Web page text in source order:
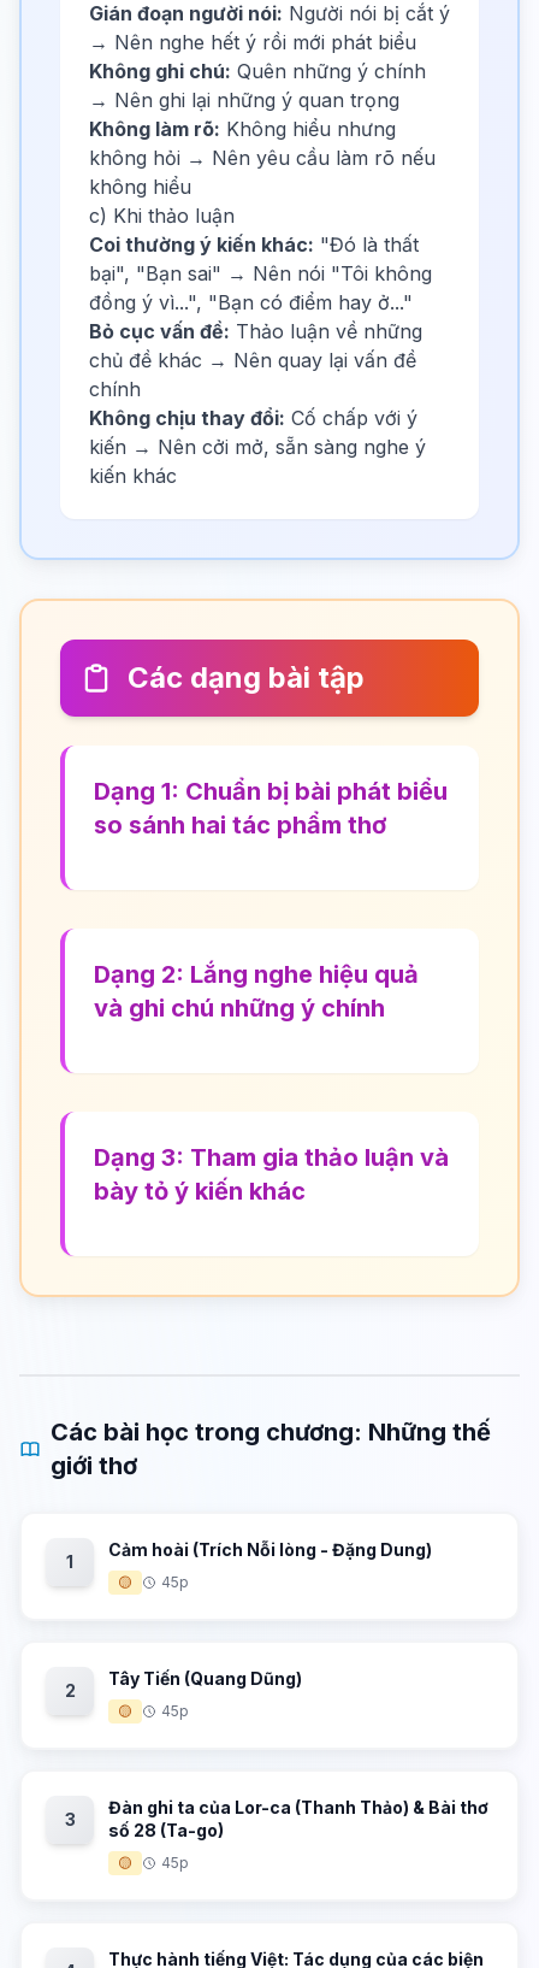
Gián đoạn người nói: Người nói bị cắt ý
→ Nên nghe hết ý rồi mới phát biểu
Không ghi chú: Quên những ý chính
→ Nên ghi lại những ý quan trọng
Không làm rõ: Không hiểu nhưng
không hỏi → Nên yêu cầu làm rõ nếu
không hiểu
c) Khi thảo luận
Coi thường ý kiến khác: "Đó là thất
bại", "Bạn sai" → Nên nói "Tôi không
đồng ý vì...", "Bạn có điểm hay ở..."
Bỏ cục vấn đề: Thảo luận về những
chủ đề khác → Nên quay lại vấn đề
chính
Không chịu thay đổi: Cố chấp với ý
kiến → Nên cởi mở, sẵn sàng nghe ý
kiến khác
Các dạng bài tập
Dạng 1: Chuẩn bị bài phát biểu
so sánh hai tác phẩm thơ
Dạng 2: Lắng nghe hiệu quả
và ghi chú những ý chính
Dạng 3: Tham gia thảo luận và
bày tỏ ý kiến khác
Các bài học trong chương: Những thế
giới thơ
1
Cảm hoài (Trích Nỗi lòng - Đặng Dung)
🟡 45p
2
Tây Tiến (Quang Dũng)
🟡 45p
3
Đàn ghi ta của Lor-ca (Thanh Thảo) & Bài thơ
số 28 (Ta-go)
🟡 45p
Thực hành tiếng Việt: Tác dụng của các biện